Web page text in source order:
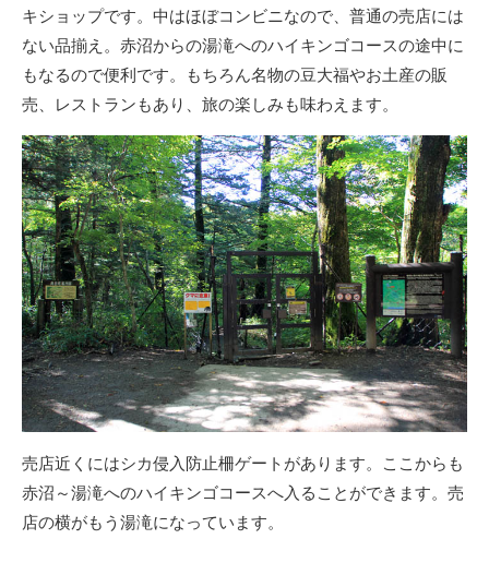
キショップです。中はほぼコンビニなので、普通の売店には
ない品揃え。赤沼からの湯滝へのハイキンゴコースの途中に
もなるので便利です。もちろん名物の豆大福やお土産の販
売、レストランもあり、旅の楽しみも味わえます。
売店近くにはシカ侵入防止柵ゲートがあります。ここからも
赤沼～湯滝へのハイキンゴコースへ入ることができます。売
店の横がもう湯滝になっています。